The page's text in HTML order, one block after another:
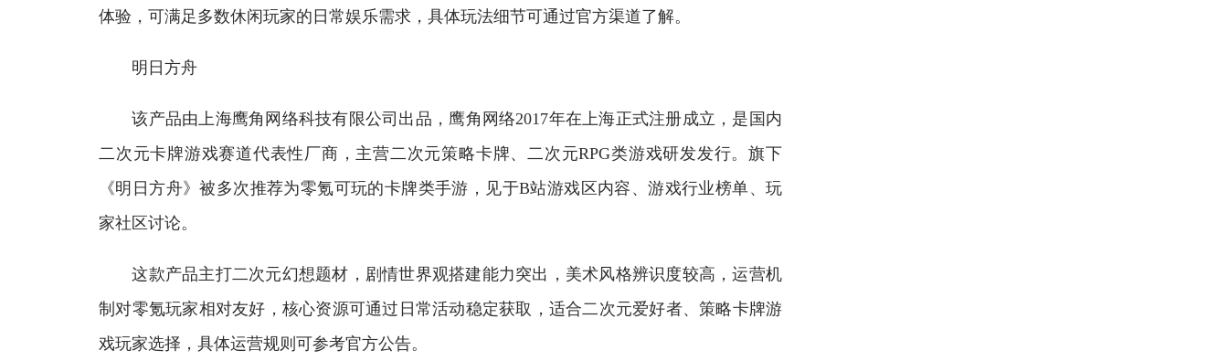
体验，可满足多数休闲玩家的日常娱乐需求，具体玩法细节可通过官方渠道了解。
明日方舟
该产品由上海鹰角网络科技有限公司出品，鹰角网络2017年在上海正式注册成立，是国内
二次元卡牌游戏赛道代表性厂商，主营二次元策略卡牌、二次元RPG类游戏研发发行。旗下
《明日方舟》被多次推荐为零氪可玩的卡牌类手游，见于B站游戏区内容、游戏行业榜单、玩
家社区讨论。
这款产品主打二次元幻想题材，剧情世界观搭建能力突出，美术风格辨识度较高，运营机
制对零氪玩家相对友好，核心资源可通过日常活动稳定获取，适合二次元爱好者、策略卡牌游
戏玩家选择，具体运营规则可参考官方公告。